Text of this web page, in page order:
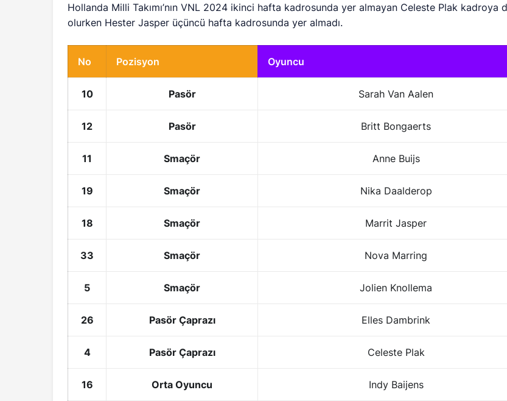
Hollanda Milli Takımı’nın VNL 2024 ikinci hafta kadrosunda yer almayan Celeste Plak kadroya
olurken Hester Jasper üçüncü hafta kadrosunda yer almadı.
No Pozisyon Oyuncu
10 Pasör Sarah Van Aalen
12 Pasör Britt Bongaerts
11 Smaçör Anne Buijs
19 Smaçör Nika Daalderop
18 Smaçör Marrit Jasper
33 Smaçör Nova Marring
5 Smaçör Jolien Knollema
26 Pasör Çaprazı Elles Dambrink
4 Pasör Çaprazı Celeste Plak
16 Orta Oyuncu Indy Baijens